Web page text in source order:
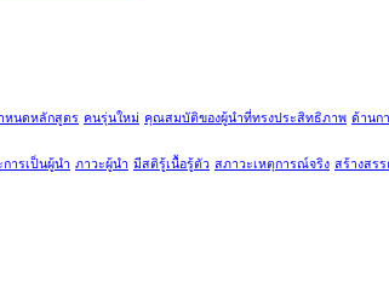
หนดหลักสูตร คนรุ่นใหม่ คุณสมบัติของผู้นำที่ทรงประสิทธิภาพ ด้านก
การเป็นผู้นำ ภาวะผู้นำ มีสติรู้เนื้อรู้ตัว สภาวะเหตุการณ์จริง สร้างสร